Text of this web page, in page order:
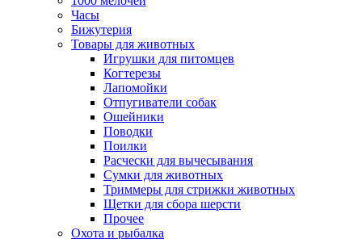
Часы
Бижутерия
Товары для животных
Игрушки для питомцев
Когтерезы
Лапомойки
Отпугиватели собак
Ошейники
Поводки
Поилки
Расчески для вычесывания
Сумки для животных
Триммеры для стрижки животных
Щетки для сбора шерсти
Прочее
Охота и рыбалка